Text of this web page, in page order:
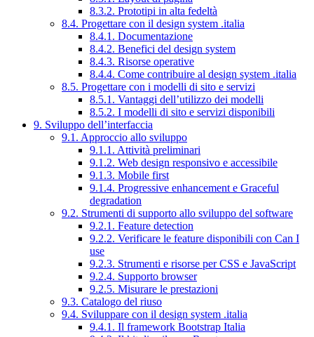
8.3.2. Prototipi in alta fedeltà
8.4. Progettare con il design system .italia
8.4.1. Documentazione
8.4.2. Benefici del design system
8.4.3. Risorse operative
8.4.4. Come contribuire al design system .italia
8.5. Progettare con i modelli di sito e servizi
8.5.1. Vantaggi dell’utilizzo dei modelli
8.5.2. I modelli di sito e servizi disponibili
9. Sviluppo dell’interfaccia
9.1. Approccio allo sviluppo
9.1.1. Attività preliminari
9.1.2. Web design responsivo e accessibile
9.1.3. Mobile first
9.1.4. Progressive enhancement e Graceful
degradation
9.2. Strumenti di supporto allo sviluppo del software
9.2.1. Feature detection
9.2.2. Verificare le feature disponibili con Can I
use
9.2.3. Strumenti e risorse per CSS e JavaScript
9.2.4. Supporto browser
9.2.5. Misurare le prestazioni
9.3. Catalogo del riuso
9.4. Sviluppare con il design system .italia
9.4.1. Il framework Bootstrap Italia